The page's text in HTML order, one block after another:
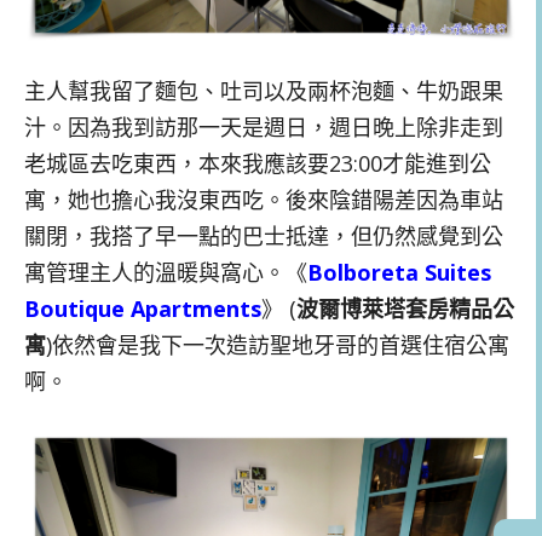
主人幫我留了麵包、吐司以及兩杯泡麵、牛奶跟果
汁。因為我到訪那一天是週日，週日晚上除非走到
老城區去吃東西，本來我應該要23:00才能進到公
寓，她也擔心我沒東西吃。後來陰錯陽差因為車站
關閉，我搭了早一點的巴士抵達，但仍然感覺到公
寓管理主人的溫暖與窩心。《Bolboreta Suites
Boutique Apartments》 (波爾博萊塔套房精品公
寓)依然會是我下一次造訪聖地牙哥的首選住宿公寓
啊。